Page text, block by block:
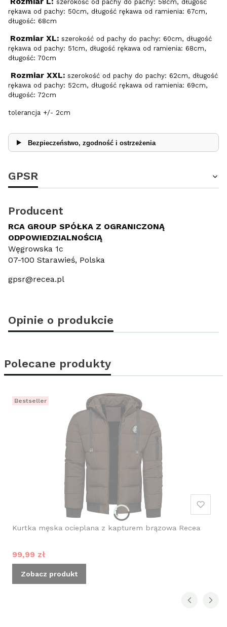
szerokość od pachy do pachy: 58cm, długość
rękawa od pachy: 50cm, długość rękawa od ramienia: 67cm,
długość: 68cm
Rozmiar XL: szerokość od pachy do pachy: 60cm, długość
rękawa od pachy: 51cm, długość rękawa od ramienia: 68cm,
długość: 70cm
Rozmiar XXL: szerokość od pachy do pachy: 62cm, długość
rękawa od pachy: 52cm, długość rękawa od ramienia: 69cm,
długość: 72cm
tolerancja +/- 2cm
Bezpieczeństwo, zgodność i ostrzeżenia
GPSR
Producent
RCA GROUP SPÓŁKA Z OGRANICZONĄ
ODPOWIEDZIALNOŚCIĄ
Węgrowska 1c
07-100 Starawieś, Polska
gpsr@recea.pl
Opinie o produkcie
Polecane produkty
Bestseller
Kurtka męska ocieplana z kapturem brązowa Recea
Cena promocyjna
99,99 zł
Zobacz produkt